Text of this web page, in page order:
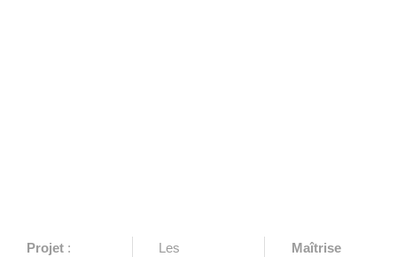
Projet :
Les
Maîtrise